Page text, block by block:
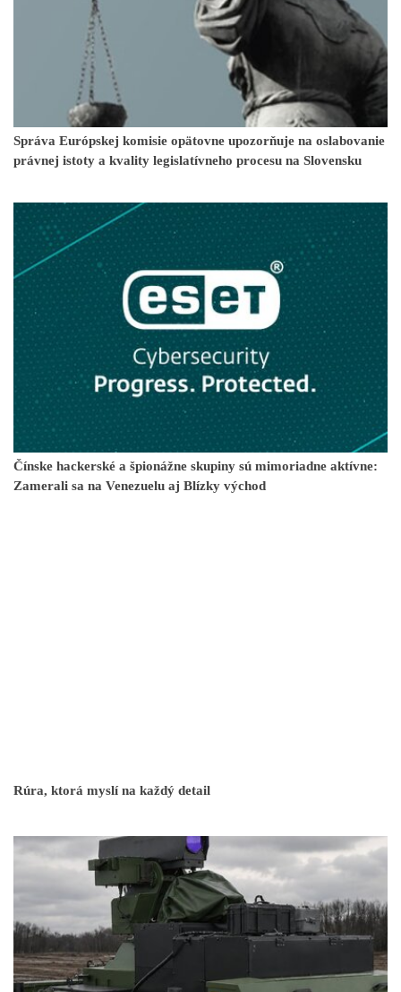
Správa Európskej komisie opätovne upozorňuje na oslabovanie
právnej istoty a kvality legislatívneho procesu na Slovensku
Čínske hackerské a špionážne skupiny sú mimoriadne aktívne:
Zamerali sa na Venezuelu aj Blízky východ
Rúra, ktorá myslí na každý detail